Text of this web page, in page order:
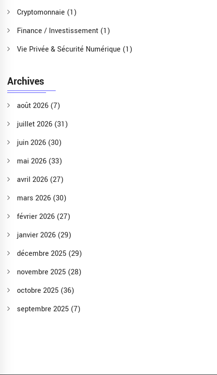
Cryptomonnaie (1)
Finance / Investissement (1)
Vie Privée & Sécurité Numérique (1)
Archives
août 2026 (7)
juillet 2026 (31)
juin 2026 (30)
mai 2026 (33)
avril 2026 (27)
mars 2026 (30)
février 2026 (27)
janvier 2026 (29)
décembre 2025 (29)
novembre 2025 (28)
octobre 2025 (36)
septembre 2025 (7)